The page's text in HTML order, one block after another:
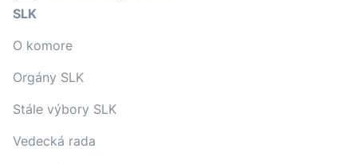
SLK
O komore
Orgány SLK
Stále výbory SLK
Vedecká rada